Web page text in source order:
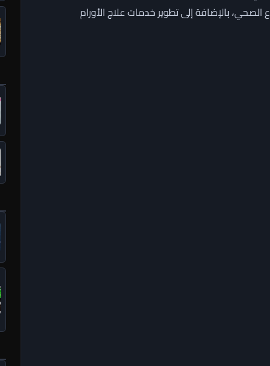
الصحي، بالإضافة إلى تطوير خدمات علاج الأورام